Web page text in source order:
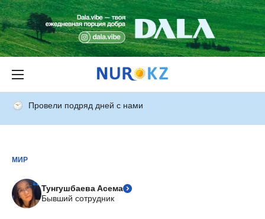
Провели подряд дней с нами
МИР
Тунгушбаева Асема
Бывший сотрудник